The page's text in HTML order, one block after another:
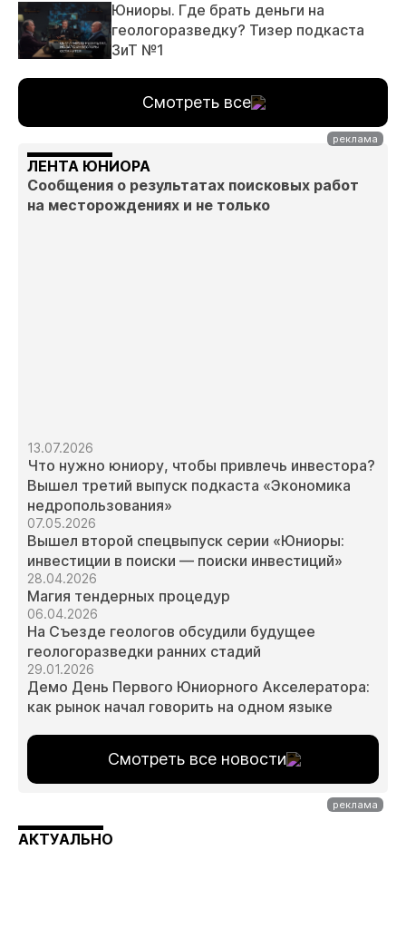
Юниоры. Где брать деньги на
геологоразведку? Тизер подкаста
ЗиТ №1
Смотреть все
ЛЕНТА ЮНИОРА
Сообщения о результатах поисковых работ
на месторождениях и не только
13.07.2026
Что нужно юниору, чтобы привлечь инвестора?
Вышел третий выпуск подкаста «Экономика
недропользования»
07.05.2026
Вышел второй спецвыпуск серии «Юниоры:
инвестиции в поиски — поиски инвестиций»
28.04.2026
Магия тендерных процедур
06.04.2026
На Съезде геологов обсудили будущее
геологоразведки ранних стадий
29.01.2026
Демо День Первого Юниорного Акселератора:
как рынок начал говорить на одном языке
Смотреть все новости
АКТУАЛЬНО